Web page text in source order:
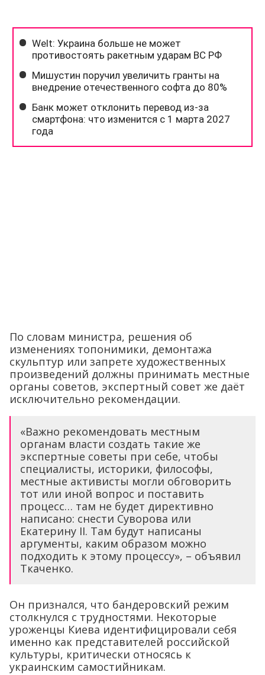
По словам министра, решения об
изменениях топонимики, демонтажа
скульптур или запрете художественных
произведений должны принимать местные
органы советов, экспертный совет же даёт
исключительно рекомендации.
«Важно рекомендовать местным
органам власти создать такие же
экспертные советы при себе, чтобы
специалисты, историки, философы,
местные активисты могли обговорить
тот или иной вопрос и поставить
процесс… там не будет директивно
написано: снести Суворова или
Екатерину II. Там будут написаны
аргументы, каким образом можно
подходить к этому процессу», – объявил
Ткаченко.
Он признался, что бандеровский режим
столкнулся с трудностями. Некоторые
уроженцы Киева идентифицировали себя
именно как представителей российской
культуры, критически относясь к
украинским самостийникам.